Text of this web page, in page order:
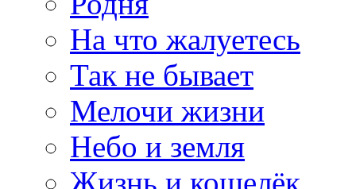
На что жалуетесь
Так не бывает
Мелочи жизни
Небо и земля